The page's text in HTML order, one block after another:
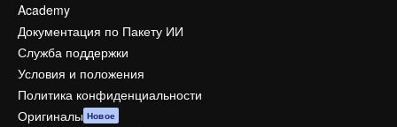
Academy
Документация по Пакету ИИ
Служба поддержки
Условия и положения
Политика конфиденциальности
Оригиналы Новое